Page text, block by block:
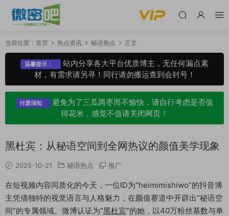
当前位置： 首页 热点资讯 秘语热点 正文
温馨提示：
站内分享各大平台优质博主，无任何漏点素
材，有需求请另寻！同行请勿搬运查到会封号！
付废须知
避免为了三瓜两枣而不愉快，请自行考虑是否值
得花米，感觉不值请关闭网页！
黑杜宾：从秘语空间到全网热议的颜值美学现象
2025-10-21 秘语热点 推广
在短视频内容同质化的今天，一位ID为“heimimishiwo”的抖音博
主凭借独特的视觉语言与人格魅力，在颜值赛道中开辟出“秘语空
间”的专属领域。微博认证为“黑杜宾”的她，以40万粉丝基数与单